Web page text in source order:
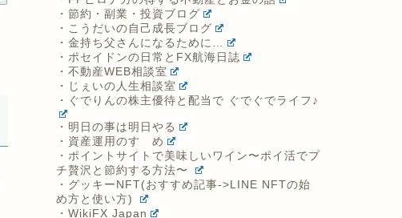
・節約・副業・投資ブログ
・こうだいの自己成長ブログ
・金持ち父さんになるために…
・ポセイドンの日常とFX航海日誌
・不動産WEB相談室
・じぇいの人生相談室
・ぐでりんの株主優待と配当で ぐでぐでライフ♪
・明日の事は明日やる
・資産運用のすゝめ
・ポイントサイトで美味しいワイン〜ポイ活でプ
チ贅沢と節約する方法〜
・グッキーNFT(おすすめ記事->LINE NFTの始
め方と使い方)
・WikiFX Japan